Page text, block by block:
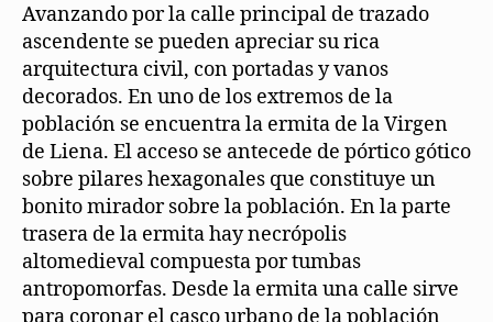
Avanzando por la calle principal de trazado
ascendente se pueden apreciar su rica
arquitectura civil, con portadas y vanos
decorados. En uno de los extremos de la
población se encuentra la ermita de la Virgen
de Liena. El acceso se antecede de pórtico gótico
sobre pilares hexagonales que constituye un
bonito mirador sobre la población. En la parte
trasera de la ermita hay necrópolis
altomedieval compuesta por tumbas
antropomorfas. Desde la ermita una calle sirve
para coronar el casco urbano de la población